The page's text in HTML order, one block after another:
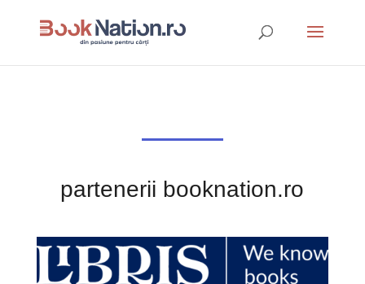
partenerii booknation.ro